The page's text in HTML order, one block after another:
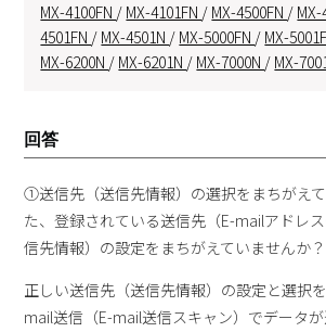
MX-4100FN / MX-4101FN / MX-4500FN / MX-
4501FN / MX-4501N / MX-5000FN / MX-
MX-6200N / MX-6201N / MX-7000N / MX-
回答
①送信先（送信先情報）の選択をまちがえ
た、登録されている送信先（E-mailアドレ
信先情報）の設定をまちがえていませんか？
正しい送信先（送信先情報）の設定と選択
mail送信（E-mail送信スキャン）でデータ